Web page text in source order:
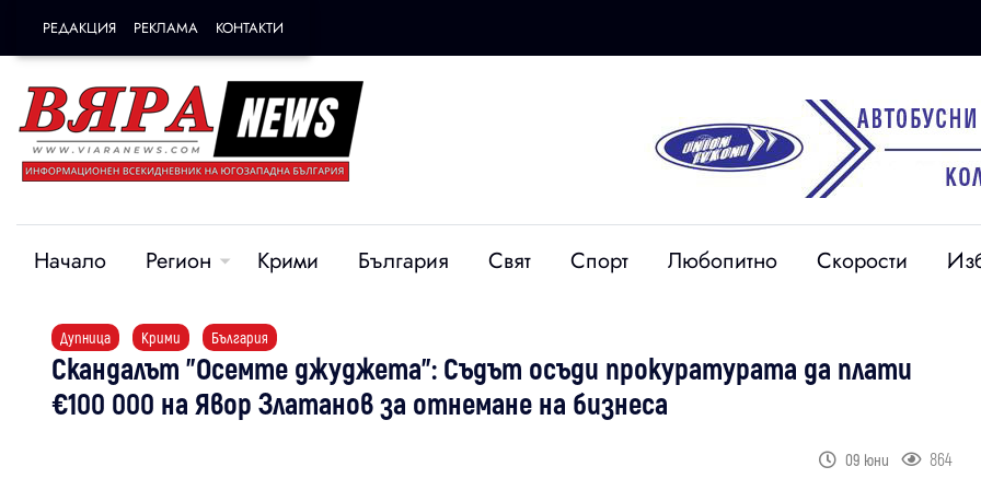
РЕДАКЦИЯ РЕКЛАМА КОНТАКТИ
Начало Регион Крими България Свят Спорт Любопитно Скорости
Дупница Крими България
Скандалът "Осемте джуджета": Съдът осъди прокуратурата да плати
€100 000 на Явор Златанов за отнемане на бизнеса
09 юни 864